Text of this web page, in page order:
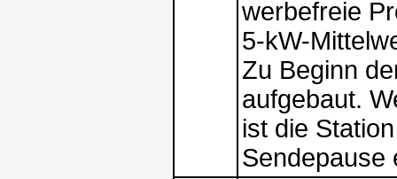
werbefreie
5-kW-
Zu Beginn
aufgebaut.
ist die
Sendepause